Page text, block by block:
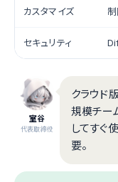
カスタマイズ
セキュリティ
室谷
代表取締役
クラウド
規模チー
してすぐ
要。